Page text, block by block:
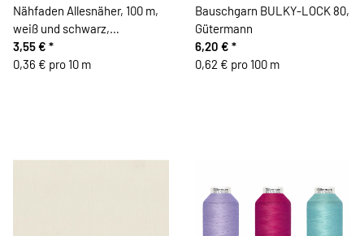
Nähfaden Allesnäher, 100 m,
weiß und schwarz,
Gütermann
3,55 € *
0,36 € pro 10 m
Bauschgarn BULKY-LOCK 80,
Gütermann
6,20 € *
0,62 € pro 100 m